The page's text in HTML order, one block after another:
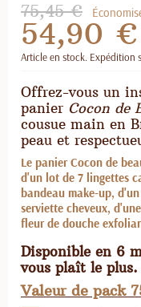
75,45 €
54,90 €
Article en stock. Expédition
Offrez-vous un
panier Cocon de
cousue main en
peau et
Le panier Cocon de
d'un lot de 7 lingettes
bandeau make-up,
serviette cheveux,
fleur de douche
Disponible en 6
vous plaît le plus.
Valeur de pack